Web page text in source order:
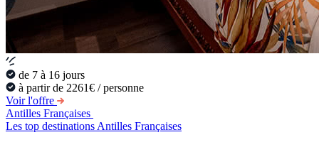
de 7 à 16 jours
à partir de 2261€ / personne
Voir l'offre
Antilles Françaises
Les top destinations Antilles Françaises